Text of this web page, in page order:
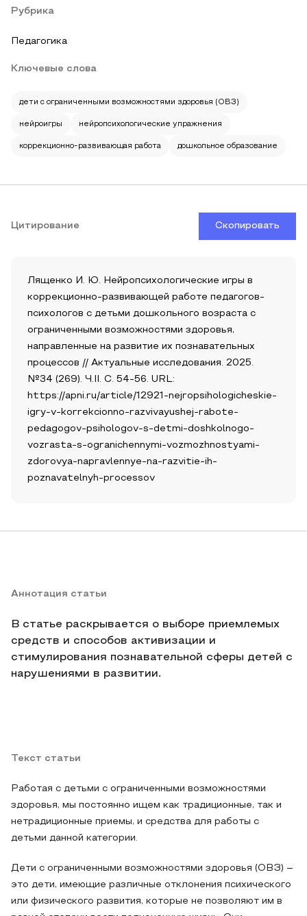
Рубрика
Педагогика
Ключевые слова
дети с ограниченными возможностями здоровья (ОВЗ)
нейроигры нейропсихологические упражнения
коррекционно-развивающая работа дошкольное образование
Цитирование Скопировать
Лященко И. Ю. Нейропсихологические игры в
коррекционно-развивающей работе педагогов-
психологов с детьми дошкольного возраста с
ограниченными возможностями здоровья,
направленные на развитие их познавательных
процессов // Актуальные исследования. 2025.
№34 (269). Ч.II. С. 54-56. URL:
https://apni.ru/article/12921-nejropsihologicheskie-
igry-v-korrekcionno-razvivayushej-rabote-
pedagogov-psihologov-s-detmi-doshkolnogo-
vozrasta-s-ogranichennymi-vozmozhnostyami-
zdorovya-napravlennye-na-razvitie-ih-
poznavatelnyh-processov
Аннотация статьи
В статье раскрывается о выборе приемлемых
средств и способов активизации и
стимулирования познавательной сферы детей с
нарушениями в развитии.
Текст статьи
Работая с детьми с ограниченными возможностями
здоровья, мы постоянно ищем как традиционные, так и
нетрадиционные приемы, и средства для работы с
детьми данной категории.
Дети с ограниченными возможностями здоровья (ОВЗ) –
это дети, имеющие различные отклонения психического
или физического развития, которые не позволяют им в